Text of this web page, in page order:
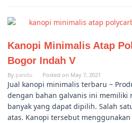
Kanopi Minimalis Atap
Bogor Indah V
By pandu Posted on May 7, 2021
Jual kanopi minimalis terbaru ~
dengan bahan galvanis ini memiliki
banyak yang dapat dipilih. Salah
atas. Kanopi tersebut